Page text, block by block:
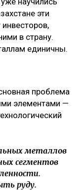
эти
инвесторов,
в страну.
единичны.
проблема
элементами —
металлов
сегментов
руду.